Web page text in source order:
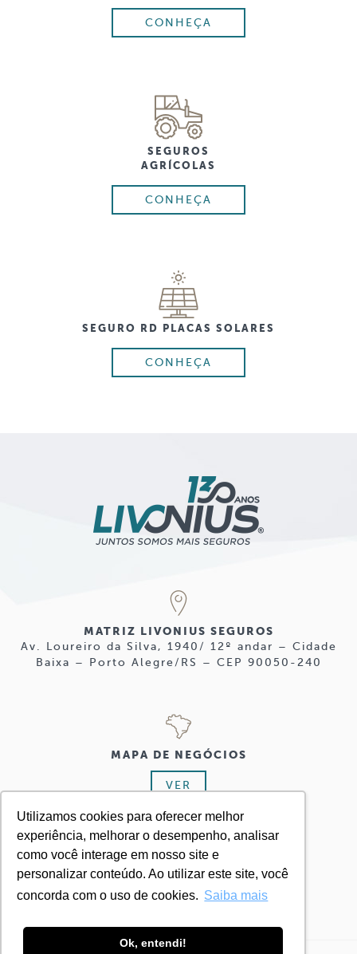
Utilizamos cookies para oferecer melhor
experiência, melhorar o desempenho, analisar
como você interage em nosso site e
personalizar conteúdo. Ao utilizar este site, você
concorda com o uso de cookies. Saiba mais
Ok, entendi!
CONHEÇA
SEGUROS
AGRÍCOLAS
CONHEÇA
SEGURO RD PLACAS SOLARES
CONHEÇA
MATRIZ LIVONIUS SEGUROS
Av. Loureiro da Silva, 1940/ 12º andar – Cidade
Baixa – Porto Alegre/RS – CEP 90050-240
MAPA DE NEGÓCIOS
VER